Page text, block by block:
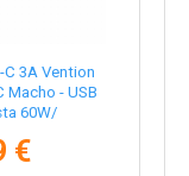
C 3A Vention
Macho - USB
60W/
€